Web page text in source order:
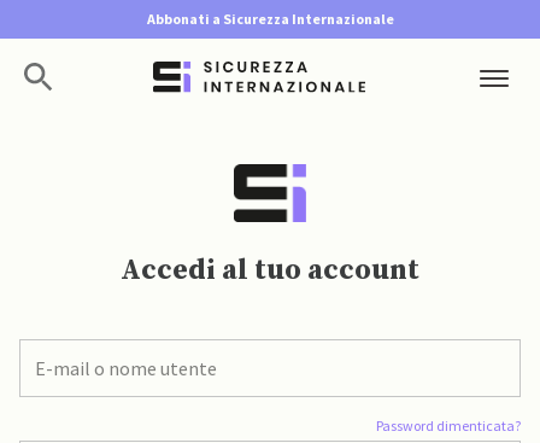
Abbonati a Sicurezza Internazionale
Accedi al tuo account
Password dimenticata?